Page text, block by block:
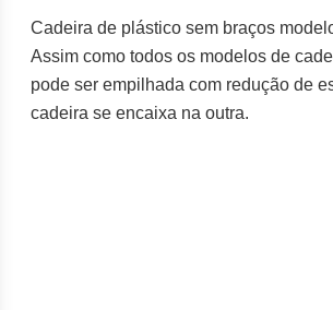
Cadeira de plástico sem braços
Assim como todos os modelos de
pode ser empilhada com redução de
cadeira se encaixa na outra.